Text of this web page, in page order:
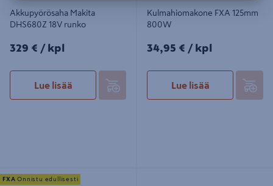
Akkupyörösaha Makita
DHS680Z 18V runko
329€/kpl
329 € / kpl
Lue lisää
Kulmahiomakone FXA 125mm
800W
34,95€/kpl
34,95 € / kpl
Lue lisää
Akkukulmahiomakone FXA XCLICK
FXA Onnistu edullisesti